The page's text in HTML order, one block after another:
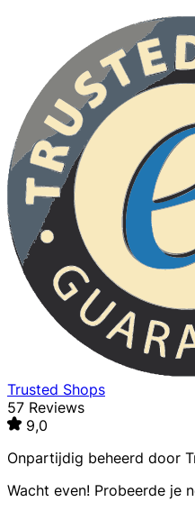
Trusted Shops
57 Reviews
9,0
Onpartijdig beheerd door
Wacht even! Probeerde je